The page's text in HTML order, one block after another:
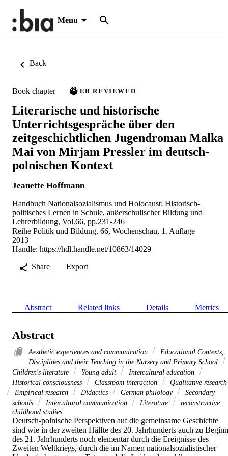
Menu
Back
Book chapter PEER REVIEWED
Literarische und historische
Unterrichtsgespräche über den
zeitgeschichtlichen Jugendroman Malka
Mai von Mirjam Pressler im deutsch-
polnischen Kontext
Jeanette Hoffmann
Handbuch Nationalsozialismus und Holocaust: Historisch-
politisches Lernen in Schule, außerschulischer Bildung und
Lehrerbildung, Vol.66, pp.231-246
Reihe Politik und Bildung, 66, Wochenschau, 1. Auflage
2013
Handle: https://hdl.handle.net/10863/14029
Share
Export
Abstract Related links Details Metrics
Abstract
Aesthetic experiences and communication
Educational Contexts,
Disciplines and their Teaching in the Nursery and Primary School
Children's literature
Young adult
Intercultural education
Historical consciousness
Classroom interaction
Qualitative research
Empirical research
Didactics German philology
Secondary
schools
Intercultural communication Literature
reconstructive
childhood studies
Deutsch-polnische Perspektiven auf die gemeinsame Geschichte
sind wie in der zweiten Hälfte des 20. Jahrhunderts auch zu Beginn
des 21. Jahrhunderts noch elementar durch die Ereignisse des
Zweiten Weltkriegs, durch die im Namen nationalsozialistischer